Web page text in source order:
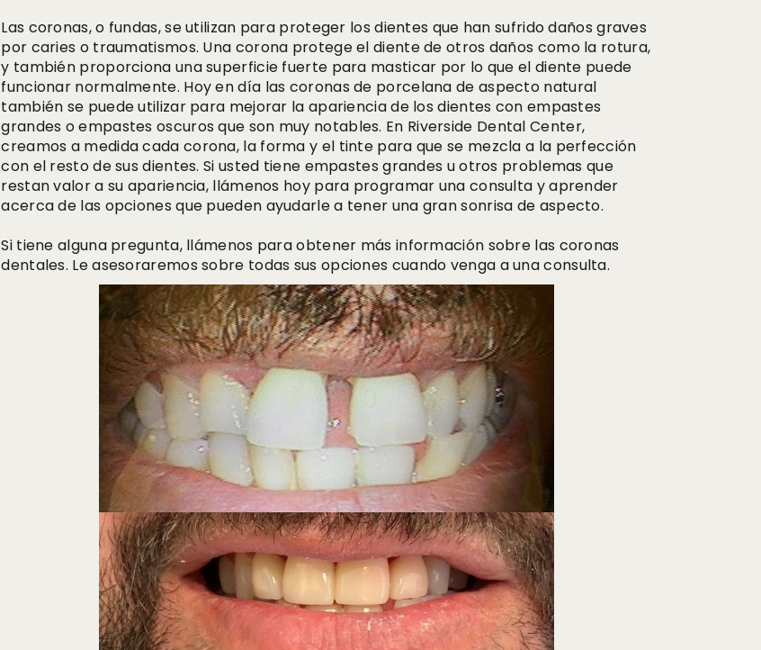
Las coronas, o fundas, se utilizan para proteger los dientes que han sufrido daños graves
por caries o traumatismos. Una corona protege el diente de otros daños como la rotura,
y también proporciona una superficie fuerte para masticar por lo que el diente puede
funcionar normalmente. Hoy en día las coronas de porcelana de aspecto natural
también se puede utilizar para mejorar la apariencia de los dientes con empastes
grandes o empastes oscuros que son muy notables. En Riverside Dental Center,
creamos a medida cada corona, la forma y el tinte para que se mezcla a la perfección
con el resto de sus dientes. Si usted tiene empastes grandes u otros problemas que
restan valor a su apariencia, llámenos hoy para programar una consulta y aprender
acerca de las opciones que pueden ayudarle a tener una gran sonrisa de aspecto.
Si tiene alguna pregunta, llámenos para obtener más información sobre las coronas
dentales. Le asesoraremos sobre todas sus opciones cuando venga a una consulta.